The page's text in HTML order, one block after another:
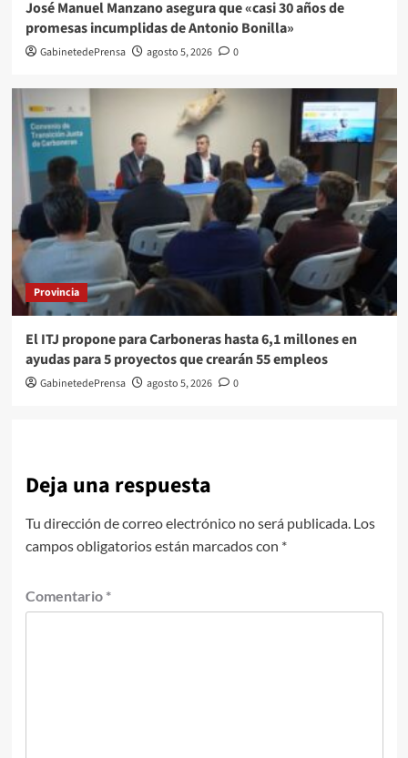
José Manuel Manzano asegura que «casi 30 años de
promesas incumplidas de Antonio Bonilla»
GabinetedePrensa agosto 5, 2026 0
Provincia
El ITJ propone para Carboneras hasta 6,1 millones en
ayudas para 5 proyectos que crearán 55 empleos
GabinetedePrensa agosto 5, 2026 0
Deja una respuesta
Tu dirección de correo electrónico no será publicada. Los
campos obligatorios están marcados con *
Comentario *